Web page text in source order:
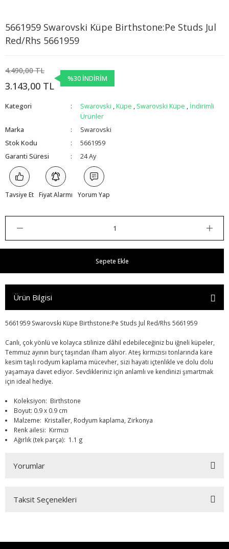
5661959 Swarovski Küpe Birthstone:Pe Studs Jul
Red/Rhs 5661959
4.490,00 TL
3.143,00 TL
%30 İNDİRİM
Kategori Swarovski ,Küpe , Swarovski Küpe , İndirimli
Ürünler
Marka
Swarovski
Stok Kodu
5661959
Garanti Süresi
24 Ay
Tavsiye Et Fiyat Alarmı Yorum Yap
Sepete Ekle
Ürün Bilgisi
5661959 Swarovski Küpe Birthstone:Pe Studs Jul Red/Rhs 5661959
Canlı, çok yönlü ve kolayca stilinize dâhil edebileceğiniz bu iğneli küpeler,
Temmuz ayının burç taşından ilham alıyor. Ateş kırmızısı tonlarında kare
kesim taşlı rodyum kaplama mücevher, sizi hayatı içtenlikle ve dolu dolu
yaşamaya davet ediyor. Sevdikleriniz için anlamlı ve kendinizi şımartmak
için ideal hediye.
Koleksiyon: Birthstone
Boyut: 0.9 x 0.9 cm
Malzeme: Kristaller, Rodyum kaplama, Zirkonya
Renk ailesi: Kırmızı
Ağırlık (tek parça): 1.1 g
Yorumlar
Taksit Seçenekleri